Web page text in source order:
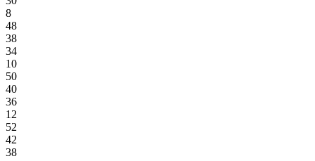
8
48
38
34
10
50
40
36
12
52
42
38